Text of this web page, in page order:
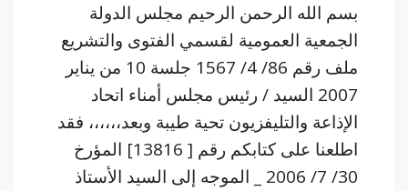
بسم الله الرحمن الرحيم مجلس الدولة
الجمعية العمومية لقسمي الفتوى والتشريع
ملف رقم 86/ 4/ 1567 جلسة 10 من يناير
2007 السيد / رئيس مجلس أمناء اتحاد
الإذاعة والتليفزيون تحية طيبة وبعد،،،،،، فقد
اطلعنا على كتابكم رقم [ 13816] المؤرخ
30/ 7/ 2006 _ الموجه إلى السيد الأستاذ